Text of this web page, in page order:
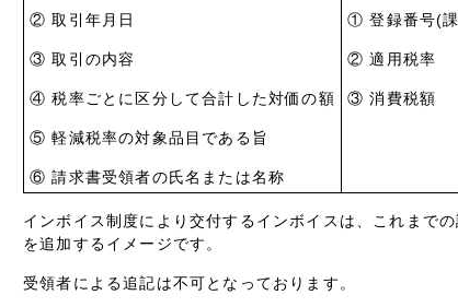
② 取引年月日
③ 取引の内容
④ 税率ごとに区分して合計した対価の額
⑤ 軽減税率の対象品目である旨
⑥ 請求書受領者の氏名または名称
① 登録番号(
② 適用税率
③ 消費税額
インボイス制度により交付するインボイスは、これまで
を追加するイメージです。
受領者による追記は不可となっております。